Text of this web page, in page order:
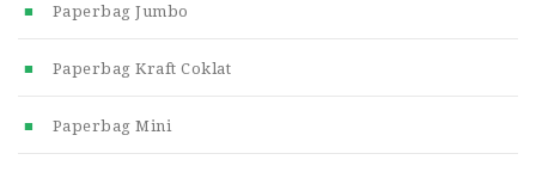
Paperbag Jumbo
Paperbag Kraft Coklat
Paperbag Mini